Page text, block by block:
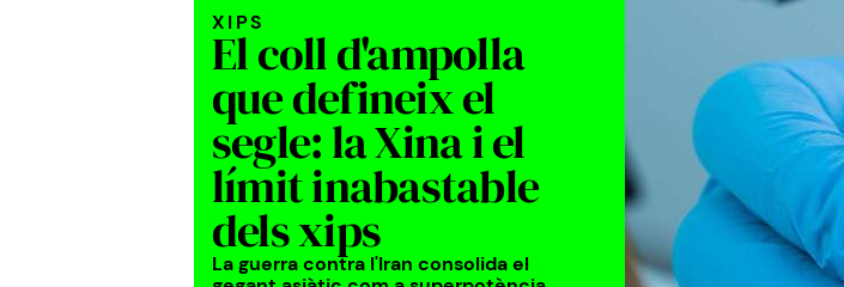
XIPS
El coll d'ampolla
que defineix el
segle: la Xina i el
límit inabastable
dels xips
La guerra contra l'Iran consolida el